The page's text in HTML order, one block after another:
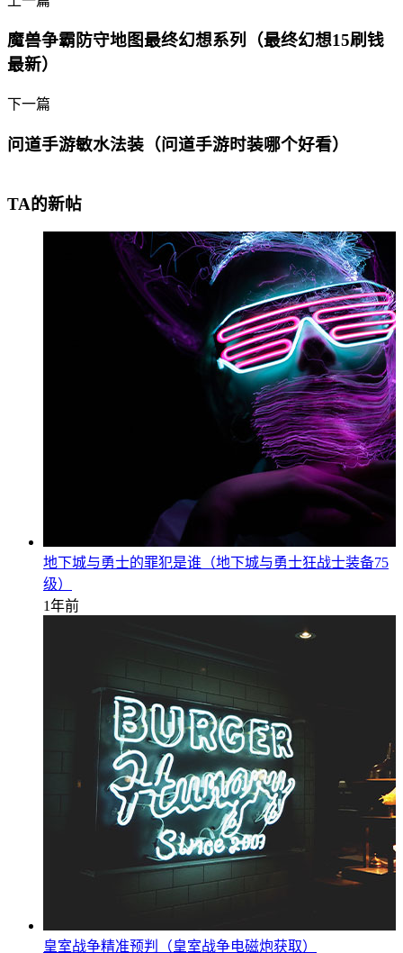
魔兽争霸防守地图最终幻想系列（最终幻想15刷钱
最新）
下一篇
问道手游敏水法装（问道手游时装哪个好看）
TA的新帖
地下城与勇士的罪犯是谁（地下城与勇士狂战士装备75
级）
1年前
皇室战争精准预判（皇室战争电磁炮获取）